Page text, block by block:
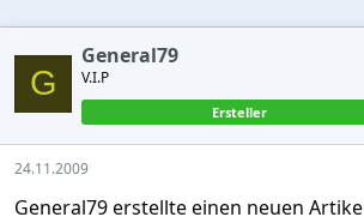
r
e
G
General79
V.I.P
Ersteller
24.11.2009
General79 erstellte einen neuen